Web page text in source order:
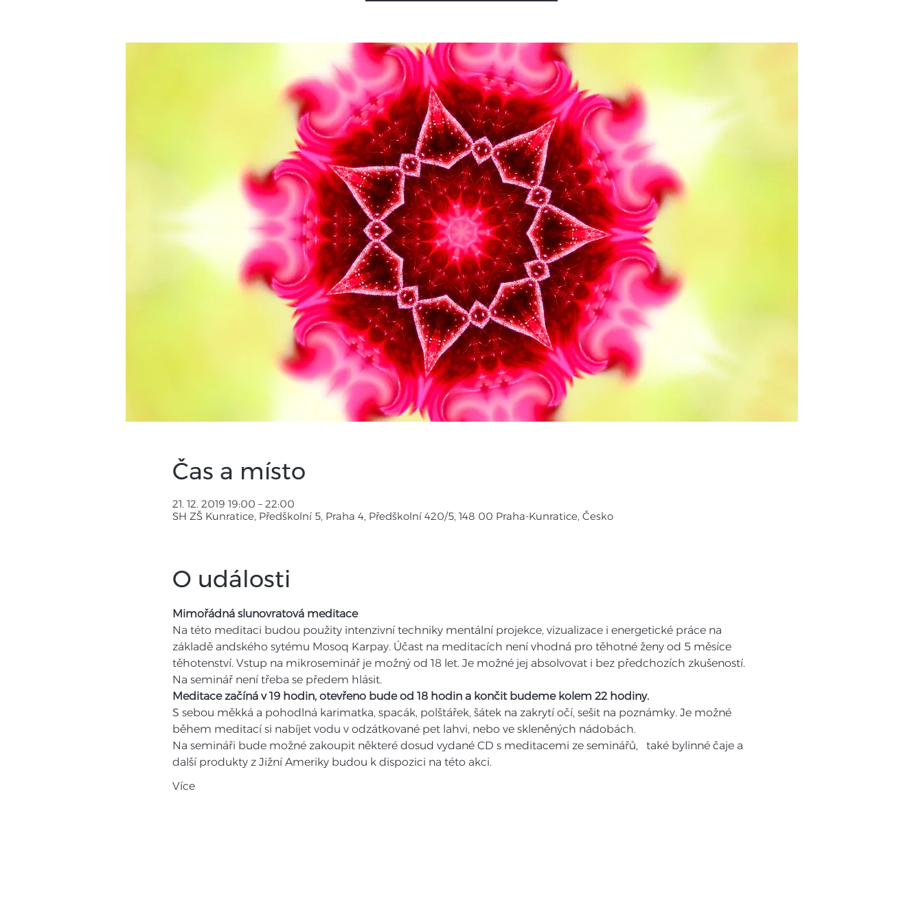
Čas a místo
21. 12. 2019 19:00 – 22:00
SH ZŠ Kunratice, Předškolní 5, Praha 4, Předškolní 420/5, 148 00 Praha-Kunratice, Česko
O události
Mimořádná slunovratová meditace
Na této meditaci budou použity intenzivní techniky mentální projekce, vizualizace i energetické práce na
základě andského sytému Mosoq Karpay. Účast na meditacích není vhodná pro těhotné ženy od 5 měsíce
těhotenství. Vstup na mikroseminář je možný od 18 let. Je možné jej absolvovat i bez předchozích zkušeností.
Na seminář není třeba se předem hlásit.
Meditace začíná v 19 hodin, otevřeno bude od 18 hodin a končit budeme kolem 22 hodiny.
S sebou měkká a pohodlná karimatka, spacák, polštářek, šátek na zakrytí očí, sešit na poznámky. Je možné
během meditací si nabíjet vodu v odzátkované pet lahvi, nebo ve skleněných nádobách.
Na semináři bude možné zakoupit některé dosud vydané CD s meditacemi ze seminářů,   také bylinné čaje a
další produkty z Jižní Ameriky budou k dispozici na této akci.
Více